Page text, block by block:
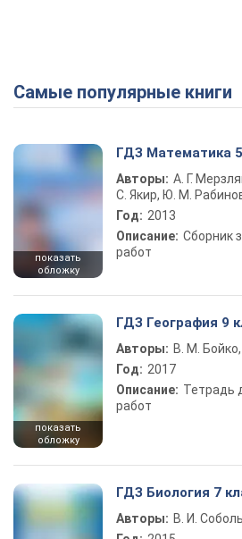
Самые популярные книги
показать
обложку
ГДЗ Математика
Авторы: А. Г.
С. Якир, Ю. М.
Год: 2013
Описание: Сборник
работ
показать
обложку
ГДЗ География 9
Авторы: В. М.
Год: 2017
Описание: Тетрадь
работ
ГДЗ Биология 7
Авторы: В. И. Соболь